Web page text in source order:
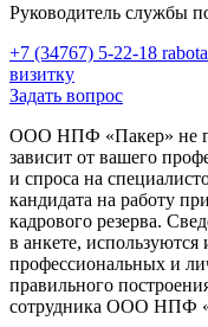
Руководитель службы
+7 (34767) 5-22-18
визитку
Задать вопрос
ООО НПФ «Пакер» не
зависит от вашего
и спроса на
кандидата на работу
кадрового резерва.
в анкете,
профессиональных и
правильного
сотрудника ООО НПФ